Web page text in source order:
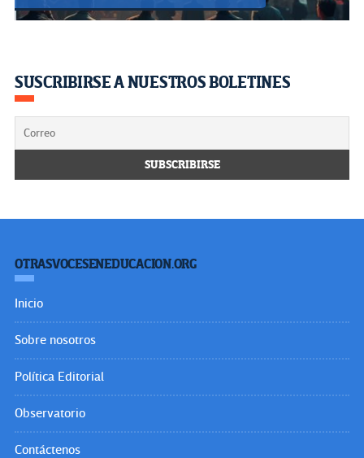
SUSCRIBIRSE A NUESTROS BOLETINES
OTRASVOCESENEDUCACION.ORG
Inicio
Sobre nosotros
Política Editorial
Observatorio
Contáctenos